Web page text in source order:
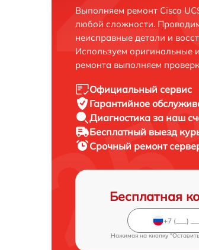
Выполняем ремонт Cisco
любой сложности.
неисправные детали и
Используем оригинальные
ремонта выполняем
Официальный сервис
Гарантийное
Диагностика за наш
Бесплатный выезд
Срочный ремонт
Бесплатная
Нажимая на кнопку